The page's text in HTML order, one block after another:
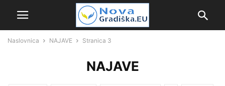
Naslovnica NAJAVE Stranica 3
NAJAVE